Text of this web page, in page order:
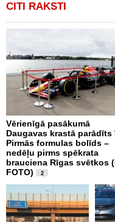
CITI RAKSTI
Vērienīgā pasākumā
Daugavas krastā parādīts
Pirmās formulas bolīds –
nedēļu pirms spēkrata
brauciena Rīgas svētkos
FOTO)
2